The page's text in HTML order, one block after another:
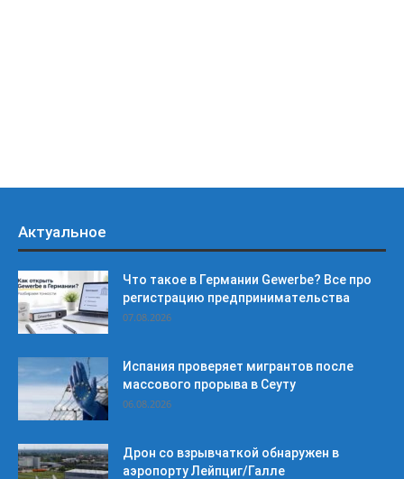
Актуальное
Что такое в Германии Gewerbe? Все про
регистрацию предпринимательства
07.08.2026
Испания проверяет мигрантов после
массового прорыва в Сеуту
06.08.2026
Дрон со взрывчаткой обнаружен в
аэропорту Лейпциг/Галле